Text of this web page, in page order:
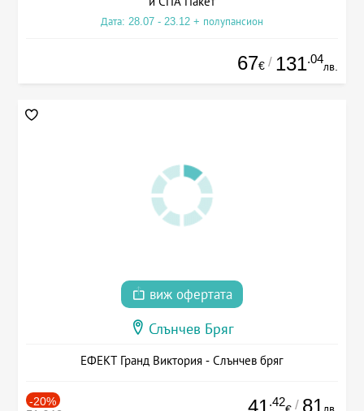
Дата: 28.07 - 23.12 + полупансион
67€ / 131.04
лв.
виж офертата
Слънчев Бряг
ЕФЕКТ Гранд Виктория - Слънчев бряг
-20% 41 .42 / 81